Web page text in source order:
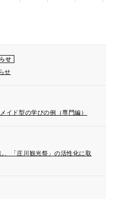
せ
せ
イド型の学びの例（専門編）
、「庄川観光祭」の活性化に取